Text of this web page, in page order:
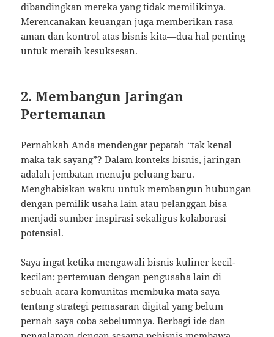
dibandingkan mereka yang tidak memilikinya.
Merencanakan keuangan juga memberikan rasa
aman dan kontrol atas bisnis kita—dua hal penting
untuk meraih kesuksesan.
2. Membangun Jaringan
Pertemanan
Pernahkah Anda mendengar pepatah “tak kenal
maka tak sayang”? Dalam konteks bisnis, jaringan
adalah jembatan menuju peluang baru.
Menghabiskan waktu untuk membangun hubungan
dengan pemilik usaha lain atau pelanggan bisa
menjadi sumber inspirasi sekaligus kolaborasi
potensial.
Saya ingat ketika mengawali bisnis kuliner kecil-
kecilan; pertemuan dengan pengusaha lain di
sebuah acara komunitas membuka mata saya
tentang strategi pemasaran digital yang belum
pernah saya coba sebelumnya. Berbagi ide dan